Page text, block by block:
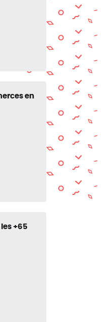
en
les +65